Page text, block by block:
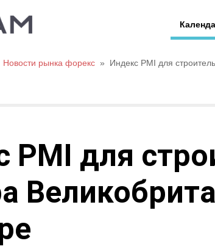
Новости рынка форекс »
Индекс PMI для
PMI для